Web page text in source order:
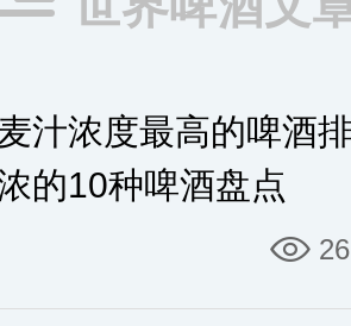
汁浓度最高的啤酒
的10种啤酒盘点